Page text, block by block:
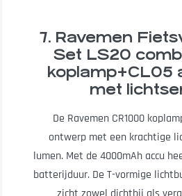
7. Ravemen
Set LS20
koplamp+CL05
met
De Ravemen CR1000
ontwerp met een krachtige
lumen. Met de 4000mAh accu
batterijduur. De T-vormige